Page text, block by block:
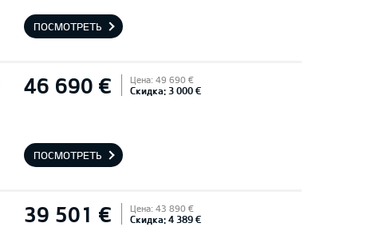
ПОСМОТРЕТЬ
46 690 € Цена: 49 690 €
Скидка: 3 000 €
ПОСМОТРЕТЬ
39 501 € Цена: 43 890 €
Скидка: 4 389 €